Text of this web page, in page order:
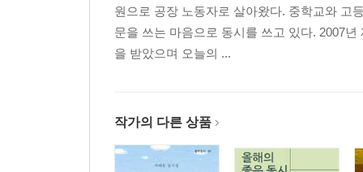
원으로 공장 노동자로 살아왔다. 중학교와 고
문을 쓰는 마음으로 동시를 쓰고 있다. 2007
을 받았으며 오늘의 ...
작가의 다른 상품